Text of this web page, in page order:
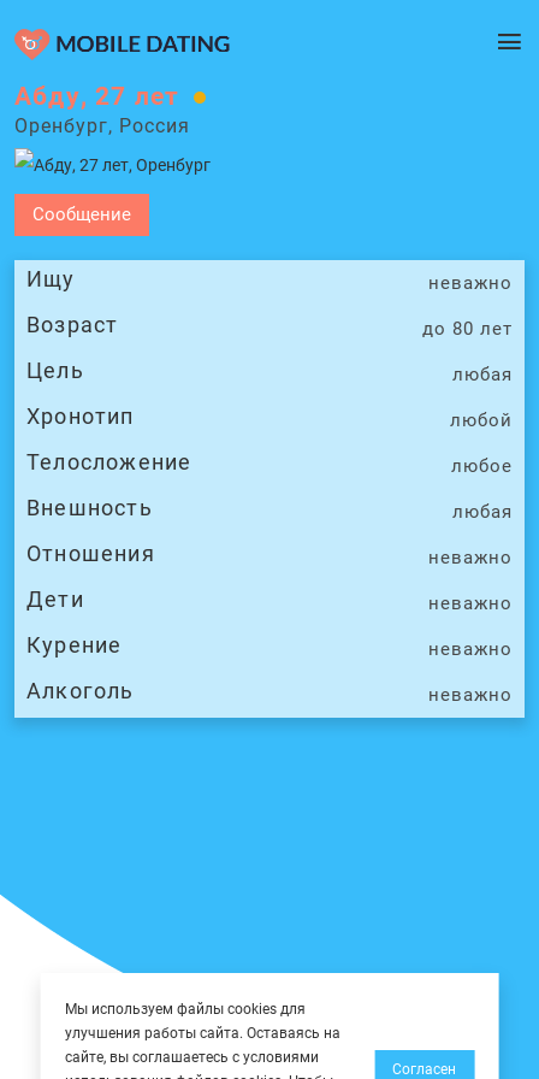
Сообщение
Ищу неважно
Возраст до 80 лет
Цель любая
Хронотип любой
Телосложение любое
Внешность любая
Отношения неважно
Дети неважно
Курение неважно
Алкоголь неважно
Абду, 27 лет
Оренбург, Россия
Мы используем файлы cookies для
улучшения работы сайта. Оставаясь на
сайте, вы соглашаетесь с условиями
Согласен